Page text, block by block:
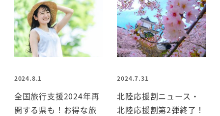
2024.8.1
全国旅行支援2024年再
開する県も！お得な旅
2024.7.31
北陸応援割ニュース・
北陸応援割第2弾終了！